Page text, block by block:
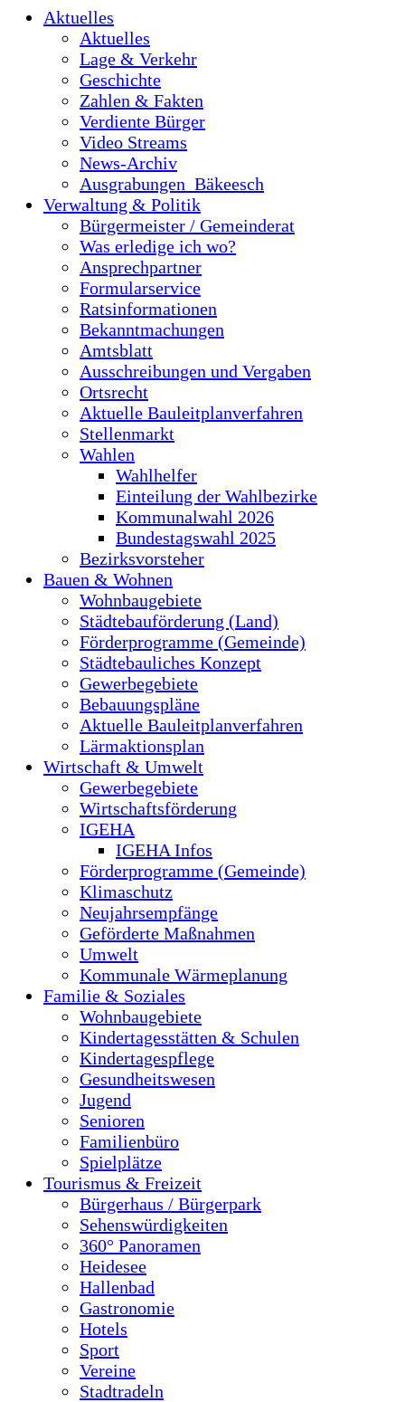
Aktuelles
Aktuelles
Lage & Verkehr
Geschichte
Zahlen & Fakten
Verdiente Bürger
Video Streams
News-Archiv
Ausgrabungen_Bäkeesch
Verwaltung & Politik
Bürgermeister / Gemeinderat
Was erledige ich wo?
Ansprechpartner
Formularservice
Ratsinformationen
Bekanntmachungen
Amtsblatt
Ausschreibungen und Vergaben
Ortsrecht
Aktuelle Bauleitplanverfahren
Stellenmarkt
Wahlen
Wahlhelfer
Einteilung der Wahlbezirke
Kommunalwahl 2026
Bundestagswahl 2025
Bezirksvorsteher
Bauen & Wohnen
Wohnbaugebiete
Städtebauförderung (Land)
Förderprogramme (Gemeinde)
Städtebauliches Konzept
Gewerbegebiete
Bebauungspläne
Aktuelle Bauleitplanverfahren
Lärmaktionsplan
Wirtschaft & Umwelt
Gewerbegebiete
Wirtschaftsförderung
IGEHA
IGEHA Infos
Förderprogramme (Gemeinde)
Klimaschutz
Neujahrsempfänge
Geförderte Maßnahmen
Umwelt
Kommunale Wärmeplanung
Familie & Soziales
Wohnbaugebiete
Kindertagesstätten & Schulen
Kindertagespflege
Gesundheitswesen
Jugend
Senioren
Familienbüro
Spielplätze
Tourismus & Freizeit
Bürgerhaus / Bürgerpark
Sehenswürdigkeiten
360° Panoramen
Heidesee
Hallenbad
Gastronomie
Hotels
Sport
Vereine
Stadtradeln